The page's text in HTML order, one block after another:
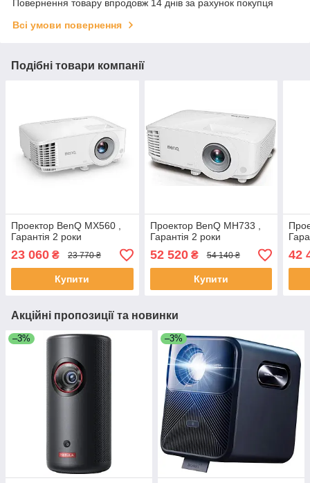
Повернення товару впродовж 14 днів за рахунок покупця
Всі умови повернення
Подібні товари компанії
Проектор BenQ MX560 ,
Гарантія 2 роки
23 060 ₴ 23 770 ₴
Купити
Проектор BenQ MH733 ,
Гарантія 2 роки
52 520₴ 54 140 ₴
Купити
42
Акційні пропозиції та новинки
–3% –3%